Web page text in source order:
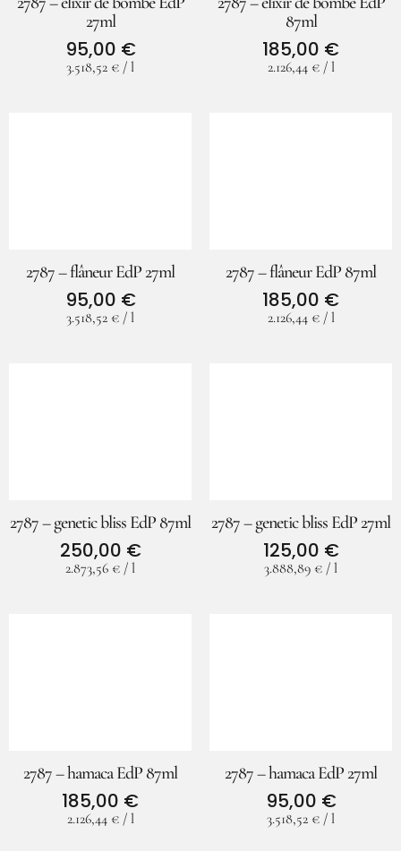
27ml
95,00 €
3.518,52 € / l
87ml
185,00 €
2.126,44 €/ l
2787 – flâneur EdP 27ml
95,00 €
3.518,52 € / l
2787 – flâneur EdP 87ml
185,00 €
2.126,44 €/ l
2787 – genetic bliss EdP 87ml
250,00 €
2.873,56 € / l
2787 – genetic bliss EdP 27ml
125,00 €
3.888,89 € / l
2787 – hamaca EdP 87ml
185,00 €
2.126,44 €/ l
2787 – hamaca EdP 27ml
95,00 €
3.518,52 € / l